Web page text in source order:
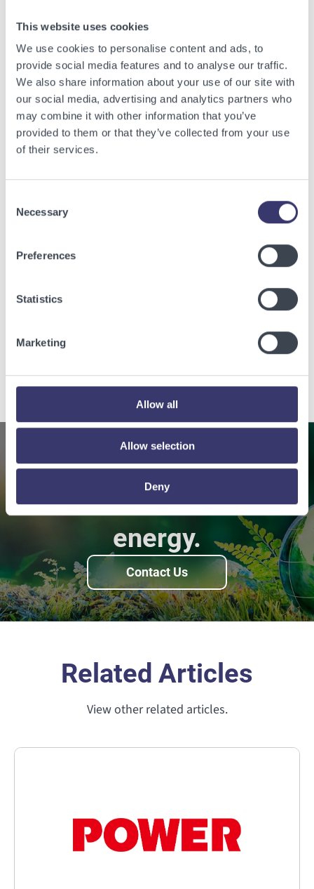
This website uses cookies
We use cookies to personalise content and ads, to
provide social media features and to analyse our traffic.
We also share information about your use of our site with
our social media, advertising and analytics partners who
may combine it with other information that you’ve
provided to them or that they’ve collected from your use
of their services.
Selection
Necessary
Preferences
Statistics
Marketing
Allow all
Allow selection
Deny
Contact us
Read the next post:
Insights
Enabling a sustainable
world with renewable
energy.
Contact Us
Related Articles
View other related articles.